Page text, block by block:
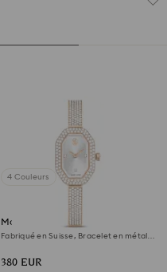
4 Couleurs
Montre Dextera bangle
Fabriqué en Suisse, Bracelet en métal,
380 EUR